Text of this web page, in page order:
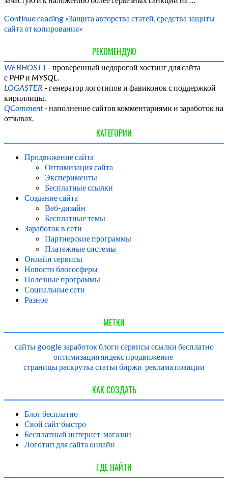
Continue reading «Защита авторства статей, средства защиты
сайта от копирования»
РЕКОМЕНДУЮ
WEBHOST1 - проверенный недорогой хостинг для сайта
с PHPи MYSQL.
LOGASTER - генератор логотипов и фавиконок с поддержкой
кириллицы.
QComment- наполнение сайтов комментариями и заработок на
отзывах.
КАТЕГОРИИ
Продвижение сайта
Оптимизация сайта
Эксперименты
Бесплатные ссылки
Создание сайта
Веб-дизайн
Бесплатные темы
Заработок в сети
Партнерские программы
Платежные системы
Онлайн сервисы
Новости блогосферы
Полезные программы
Социальные сети
Разное
МЕТКИ
сайтыgoogleзаработокблоги сервисыссылки бесплатно
оптимизацияяндекспродвижение
страницыраскрутка статьи биржи реклама позиции
КАК СОЗДАТЬ
Блог бесплатно
Свой сайт быстро
Бесплатный интернет-магазин
Логотип для сайта онлайн
ГДЕ НАЙТИ